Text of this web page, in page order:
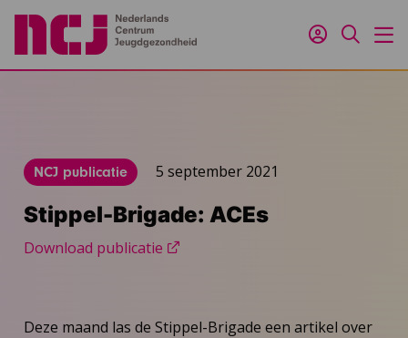
Inloggen
Zoeken
NCJ publicatie 5 september 2021
Stippel-Brigade: ACEs
Download publicatie
Deze maand las de Stippel-Brigade een artikel over